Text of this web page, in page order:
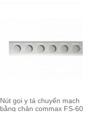
Nút gọi y tá chuyển mạch
bằng chân commax FS-600